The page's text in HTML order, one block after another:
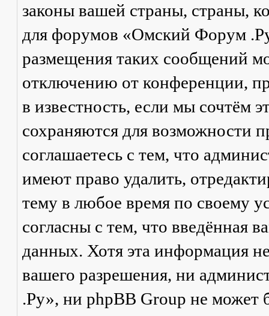
законы вашей страны, страны,
для форумов «Омский Форум
размещения таких сообщений
отключению от конференции,
в известность, если мы сочтём
сохраняются для возможности
соглашаетесь с тем, что
имеют право удалить,
тему в любое время по своему
согласны с тем, что введённая
данных. Хотя эта информация
вашего разрешения, ни
.Ру», ни phpBB Group не может